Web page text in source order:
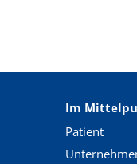
Im
Patient